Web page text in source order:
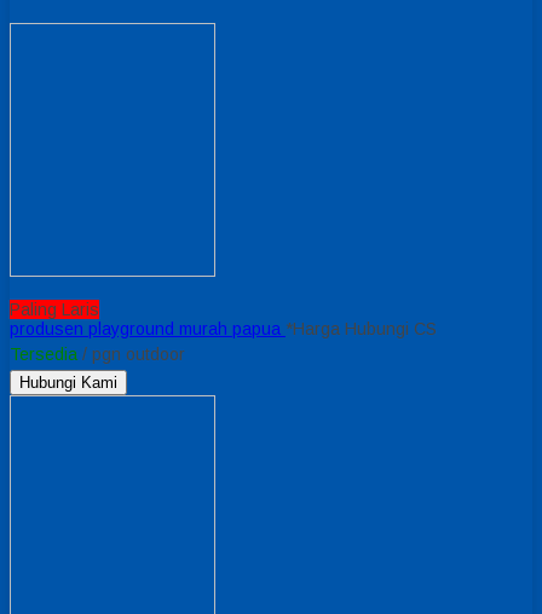
Paling Laris
produsen playground murah papua *Harga Hubungi CS
Tersedia / pgn outdoor
Hubungi Kami